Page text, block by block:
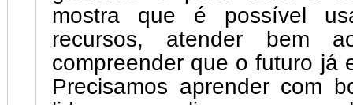
mostra que é possível
recursos, atender bem
compreender que o futuro já
Precisamos aprender com